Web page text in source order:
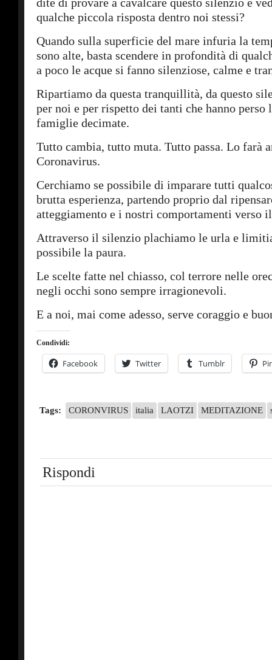
qualche piccola risposta dentro noi stessi?
Quando sulla superficie del mare infuria la
sono alte, basta scendere in profondità di
a poco le acque si fanno silenziose, calme e
Ripartiamo da questa tranquillità, da questo
per noi e per rispetto dei tanti che hanno
famiglie decimate.
Tutto cambia, tutto muta. Tutto passa. Lo farà
Coronavirus.
Cerchiamo se possibile di imparare tutti
brutta esperienza, partendo proprio dal
atteggiamento e i nostri comportamenti verso
Attraverso il silenzio plachiamo le urla e
possibile la paura.
Le scelte fatte nel chiasso, col terrore nelle
negli occhi sono sempre irragionevoli.
E a noi, mai come adesso, serve coraggio e
Condividi:
Facebook Twitter Tumblr
Tags: CORONVIRUS italia LAOTZI MEDITAZIONE
Rispondi